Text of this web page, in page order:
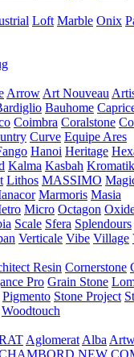
Loft Marble Onix
Arrow Art Nouveau
Bauhome
Coimbra Coralstone
Curve Equipe Ares
Hanoi Heritage
Kalma Kasbah
Lithos MASSIMO
Marmoris Masia
Micro Octagon
Scale Sfera Splendours
Verticale Vibe Village
Resin Cornerstone
Pro Grain Stone
Pigmento Stone Project
Woodtouch
Aglomerat Alba